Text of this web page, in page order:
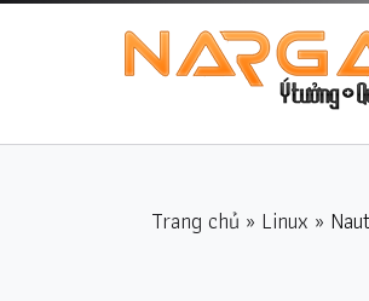
Trang chủ » Linux »